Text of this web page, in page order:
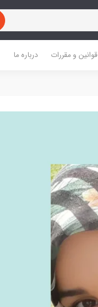
قوانین و مقررات درباره ما